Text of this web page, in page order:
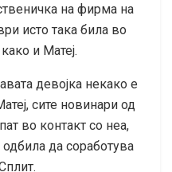
на фирма на
исто така била во
и Матеј.
девојка некако е
сите новинари од
во контакт со неа,
одбила да соработува